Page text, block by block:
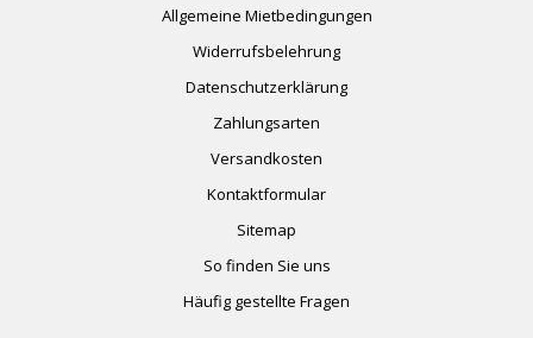
Allgemeine Mietbedingungen
Widerrufsbelehrung
Datenschutzerklärung
Zahlungsarten
Versandkosten
Kontaktformular
Sitemap
So finden Sie uns
Häufig gestellte Fragen